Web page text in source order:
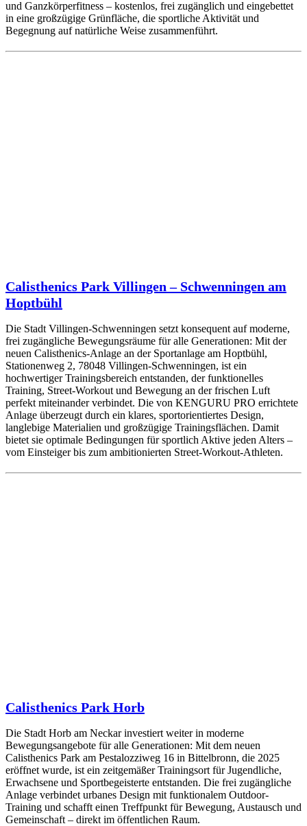
und Ganzkörperfitness – kostenlos, frei zugänglich und eingebettet
in eine großzügige Grünfläche, die sportliche Aktivität und
Begegnung auf natürliche Weise zusammenführt.
Calisthenics Park Villingen – Schwenningen am
Hoptbühl
Die Stadt Villingen-Schwenningen setzt konsequent auf moderne,
frei zugängliche Bewegungsräume für alle Generationen: Mit der
neuen Calisthenics-Anlage an der Sportanlage am Hoptbühl,
Stationenweg 2, 78048 Villingen-Schwenningen, ist ein
hochwertiger Trainingsbereich entstanden, der funktionelles
Training, Street-Workout und Bewegung an der frischen Luft
perfekt miteinander verbindet. Die von KENGURU PRO errichtete
Anlage überzeugt durch ein klares, sportorientiertes Design,
langlebige Materialien und großzügige Trainingsflächen. Damit
bietet sie optimale Bedingungen für sportlich Aktive jeden Alters –
vom Einsteiger bis zum ambitionierten Street-Workout-Athleten.
Calisthenics Park Horb
Die Stadt Horb am Neckar investiert weiter in moderne
Bewegungsangebote für alle Generationen: Mit dem neuen
Calisthenics Park am Pestalozziweg 16 in Bittelbronn, die 2025
eröffnet wurde, ist ein zeitgemäßer Trainingsort für Jugendliche,
Erwachsene und Sportbegeisterte entstanden. Die frei zugängliche
Anlage verbindet urbanes Design mit funktionalem Outdoor-
Training und schafft einen Treffpunkt für Bewegung, Austausch und
Gemeinschaft – direkt im öffentlichen Raum.